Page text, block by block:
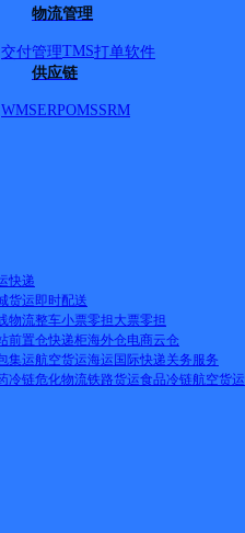
物流管理
交付管理TMS打单软件
供应链
WMSERPOMSSRM
快递
货运即时配送
物流整车小票零担大票零担
前置仓快递柜海外仓电商云仓
集运航空货运海运 国际快递关务服务
冷链危化物流铁路货运食品冷链航空货运